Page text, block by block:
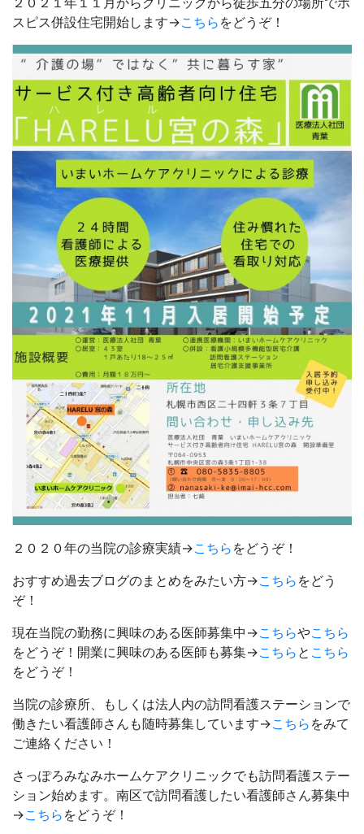
スピス併設住宅開始します→こちら をどうぞ！
２０２０年の当院の診療実績→こちら をどうぞ！
おすすめ過去ブログのまとめをみたい方→こちら をどう
ぞ！
現在当院の勤務に興味のある医師募集中→こちらやこちら
をどうぞ！開業に興味のある医師も募集→こちら と こちら
をどうぞ！
当院の診療所、もしくは法人内の訪問看護ステーションで
働きたい看護師さんも随時募集しています→こちら をみて
ご連絡ください！
さっぽろみなみホームケアクリニックでも訪問看護ステー
ション始めます。南区で訪問看護したい看護師さん募集中
→こちら をどうぞ！